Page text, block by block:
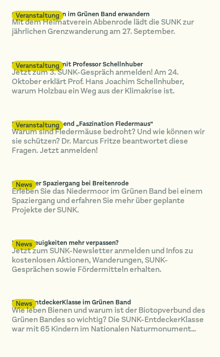
Veranstaltung
Grenzgeschichten im Grünen Band erwandern
Mit dem Heimatverein Abbenrode lädt die SUNK zur
jährlichen Grenzwanderung am 27. September.
Veranstaltung
SUNK-Gespräch mit Professor Schellnhuber
Jetzt zum 3. SUNK-Gespräch anmelden! Am 24.
Oktober erklärt Prof. Hans Joachim Schellnhuber,
warum Holzbau ein Weg aus der Klimakrise ist.
Veranstaltung
SUNK-Vortragsabend „Faszination Fledermaus“
Warum sind Fledermäuse bedroht? Und wie können wir
sie schützen? Dr. Marcus Fritze beantwortet diese
Fragen. Jetzt anmelden!
News
Geführter Spaziergang bei Breitenrode
Erleben Sie das Niedermoor im Grünen Band bei einem
Spaziergang und erfahren Sie mehr über geplante
Projekte der SUNK.
News
Keine Neuigkeiten mehr verpassen?
Jetzt zum SUNK-Newsletter anmelden und Infos zu
kostenlosen Aktionen, Wanderungen, SUNK-
Gesprächen sowie Fördermitteln erhalten.
News
SUNK-EntdeckerKlasse im Grünen Band
Wie leben Bienen und warum ist der Biotopverbund des
Grünen Bandes so wichtig? Die SUNK-EntdeckerKlasse
war mit 65 Kindern im Nationalen Naturmonument